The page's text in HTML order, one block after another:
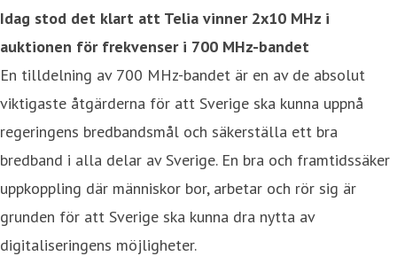
Idag stod det klart att Telia vinner 2x10 MHz i
auktionen för frekvenser i 700 MHz-bandet
En tilldelning av 700 MHz-bandet är en av de absolut
viktigaste åtgärderna för att Sverige ska kunna uppnå
regeringens bredbandsmål och säkerställa ett bra
bredband i alla delar av Sverige. En bra och framtidssäker
uppkoppling där människor bor, arbetar och rör sig är
grunden för att Sverige ska kunna dra nytta av
digitaliseringens möjligheter.